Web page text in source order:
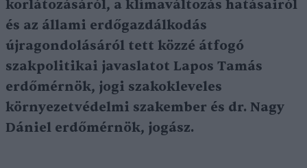
korlátozásáról, a klímaváltozás hatásairól
és az állami erdőgazdálkodás
újragondolásáról tett közzé átfogó
szakpolitikai javaslatot Lapos Tamás
erdőmérnök, jogi szakokleveles
környezetvédelmi szakember és dr. Nagy
Dániel erdőmérnök, jogász.